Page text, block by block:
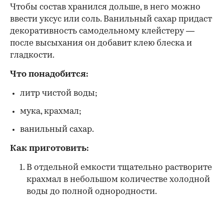
Чтобы состав хранился дольше, в него можно
ввести уксус или соль. Ванильный сахар придаст
декоративность самодельному клейстеру —
после высыхания он добавит клею блеска и
гладкости.
Что понадобится:
литр чистой воды;
мука, крахмал;
ванильный сахар.
Как приготовить:
В отдельной емкости тщательно растворите
крахмал в небольшом количестве холодной
воды до полной однородности.